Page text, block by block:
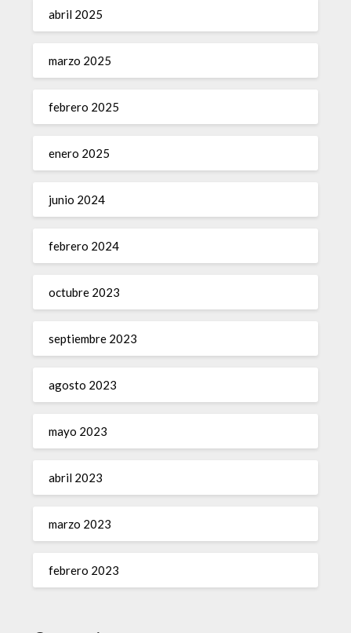
abril 2025
marzo 2025
febrero 2025
enero 2025
junio 2024
febrero 2024
octubre 2023
septiembre 2023
agosto 2023
mayo 2023
abril 2023
marzo 2023
febrero 2023